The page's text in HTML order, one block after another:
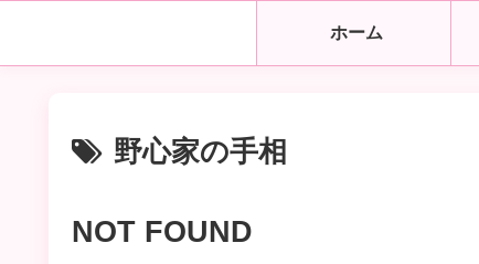
ホーム
野心家の手相
NOT FOUND